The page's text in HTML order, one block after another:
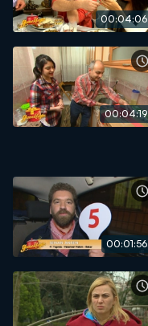
00:04:06
00:04:19
00:01:56